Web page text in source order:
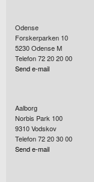
Odense
Forskerparken 10
5230Odense M
Telefon 72 20 20 00
Send e-mail
Aalborg
Norbis Park 100
9310Vodskov
Telefon 72 20 30 00
Send e-mail